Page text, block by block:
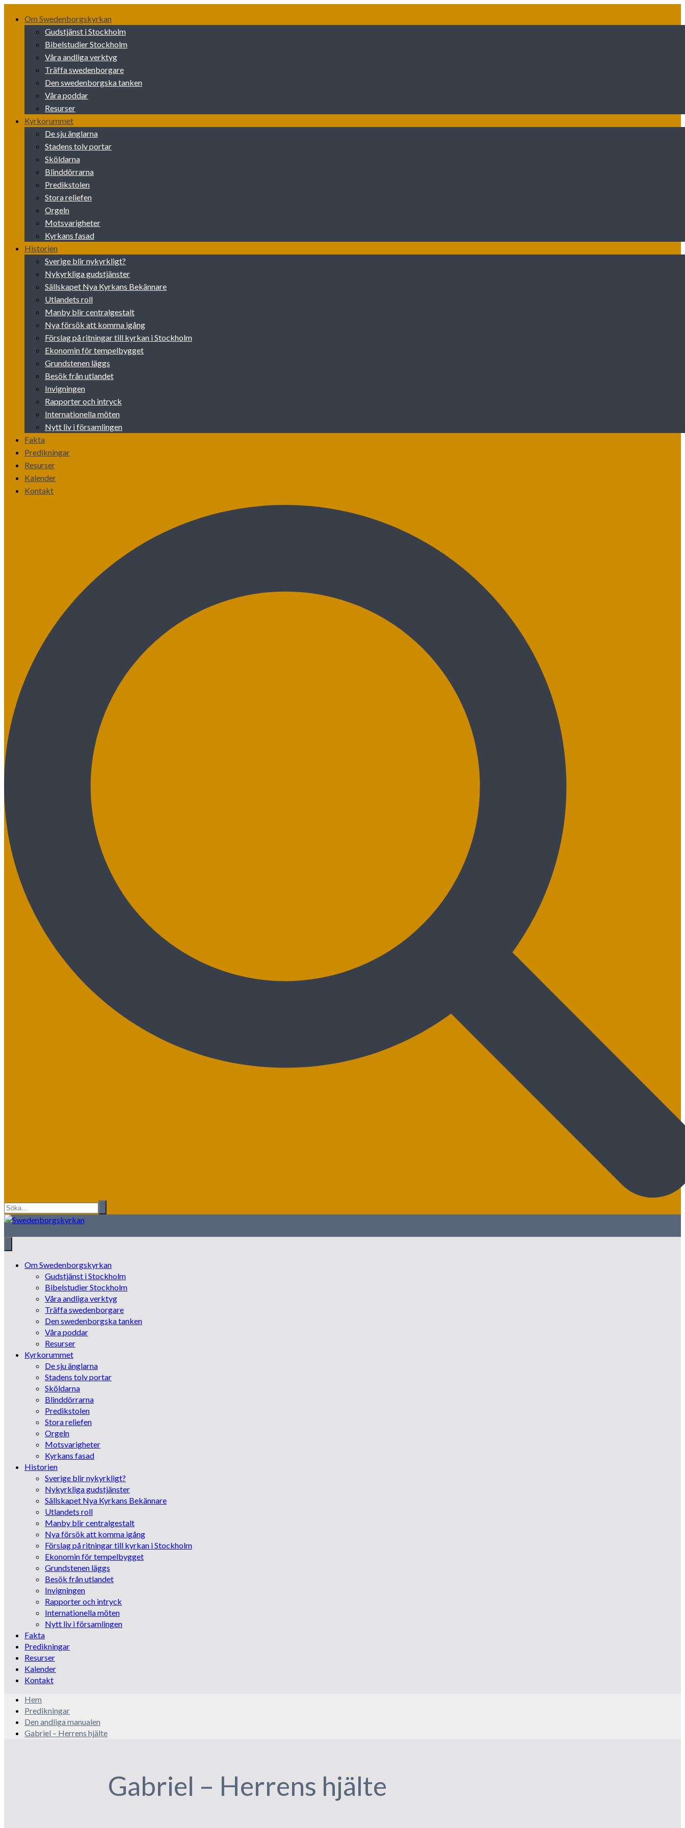
Om Swedenborgskyrkan
Gudstjänst i Stockholm
Bibelstudier Stockholm
Våra andliga verktyg
Träffa swedenborgare
Den swedenborgska tanken
Våra poddar
Resurser
Kyrkorummet
De sju änglarna
Stadens tolv portar
Sköldarna
Blinddörrarna
Predikstolen
Stora reliefen
Orgeln
Motsvarigheter
Kyrkans fasad
Historien
Sverige blir nykyrkligt?
Nykyrkliga gudstjänster
Sällskapet Nya Kyrkans Bekännare
Utlandets roll
Manby blir centralgestalt
Nya försök att komma igång
Förslag på ritningar till kyrkan i Stockholm
Ekonomin för tempelbygget
Grundstenen läggs
Besök från utlandet
Invigningen
Rapporter och intryck
Internationella möten
Nytt liv i församlingen
Fakta
Predikningar
Resurser
Kalender
Kontakt
Om Swedenborgskyrkan
Gudstjänst i Stockholm
Bibelstudier Stockholm
Våra andliga verktyg
Träffa swedenborgare
Den swedenborgska tanken
Våra poddar
Resurser
Kyrkorummet
De sju änglarna
Stadens tolv portar
Sköldarna
Blinddörrarna
Predikstolen
Stora reliefen
Orgeln
Motsvarigheter
Kyrkans fasad
Historien
Sverige blir nykyrkligt?
Nykyrkliga gudstjänster
Sällskapet Nya Kyrkans Bekännare
Utlandets roll
Manby blir centralgestalt
Nya försök att komma igång
Förslag på ritningar till kyrkan i Stockholm
Ekonomin för tempelbygget
Grundstenen läggs
Besök från utlandet
Invigningen
Rapporter och intryck
Internationella möten
Nytt liv i församlingen
Fakta
Predikningar
Resurser
Kalender
Kontakt
Hem
Predikningar
Den andliga manualen
Gabriel – Herrens hjälte
Gabriel – Herrens hjälte